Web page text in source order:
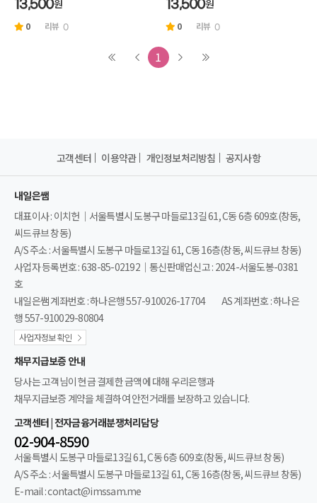
13,500원
0 리뷰 0
13,500원
0 리뷰 0
1
고객센터 이용약관 개인정보처리방침 공지사항
내일은쌤
대표이사 : 이치헌｜서울특별시 도봉구 마들로13길 61, C동 6층 609호(창동,
씨드큐브 창동)
A/S 주소 : 서울특별시 도봉구 마들로13길 61, C동 16층(창동, 씨드큐브 창동)
사업자 등록번호 : 638-85-02192｜통신판매업신고 : 2024-서울도봉-0381
호
내일은쌤 계좌번호 : 하나은행 557-910026-17704
AS 계좌번호 : 하나은
행 557-910029-80804
사업자정보 확인
채무지급보증 안내
당사는 고객님이 현금 결제한 금액에 대해 우리은행과
채무지급보증 계약을 체결하여 안전거래를 보장하고 있습니다.
고객센터 | 전자금융거래분쟁처리담당
02-904-8590
서울특별시 도봉구 마들로13길 61, C동 6층 609호(창동, 씨드큐브 창동)
A/S 주소 : 서울특별시 도봉구 마들로13길 61, C동 16층(창동, 씨드큐브 창동)
E-mail : contact@imssam.me